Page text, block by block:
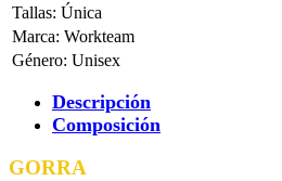
Tallas: Única
Marca: Workteam
Género: Unisex
Descripción
Composición
GORRA